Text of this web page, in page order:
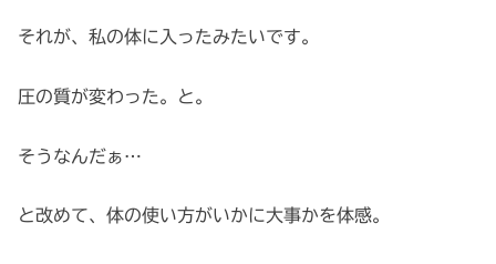
それが、私の体に入ったみたいです。
圧の質が変わった。と。
そうなんだぁ…
と改めて、体の使い方がいかに大事かを体感。